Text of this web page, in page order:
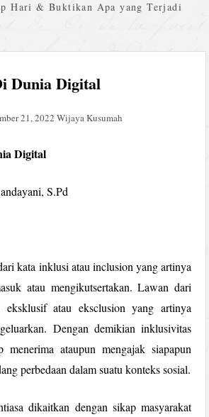
Hari & Buktikan Apa yang Terjadi
Dunia Digital
21, 2022 Wijaya Kusumah
Digital
S.Pd
kata inklusi atau inclusion yang artinya
atau mengikutsertakan. Lawan dari
atau eksclusion yang artinya
Dengan demikian inklusivitas
menerima ataupun mengajak siapapun
perbedaan dalam suatu konteks sosial.
dikaitkan dengan sikap masyarakat